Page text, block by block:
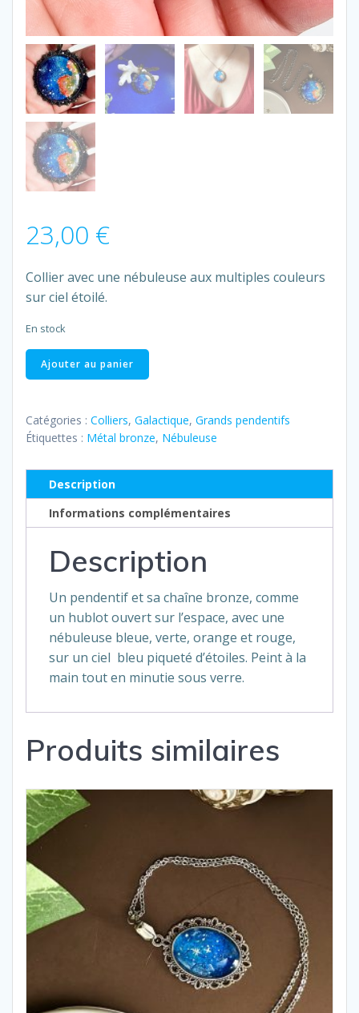
23,00 €
Collier avec une nébuleuse aux multiples couleurs
sur ciel étoilé.
En stock
quantité
de
aux
multiples
ciel
étoilé
Ajouter au panier
Catégories : Colliers, Galactique, Grands pendentifs
Étiquettes : Métal bronze, Nébuleuse
Description
Informations complémentaires
Description
Un pendentif et sa chaîne bronze, comme
un hublot ouvert sur l’espace, avec une
nébuleuse bleue, verte, orange et rouge,
sur un ciel bleu piqueté d’étoiles. Peint à la
main tout en minutie sous verre.
Produits similaires